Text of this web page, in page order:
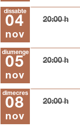
dissabte
04
nov
20:00 h
diumenge
05
nov
20:00 h
dimecres
08
nov
20:00 h